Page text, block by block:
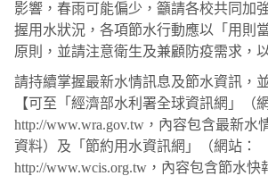
影響，春雨可能偏少，籲請各校共同加
握用水狀況，各項節水行動應以「用則
原則，並請注意衛生及兼顧防疫需求，
請持續掌握最新水情訊息及節水資訊，
【可至「經濟部水利署全球資訊網」（
http://www.wra.gov.tw ，內容包含最新水
資料）及「節約用水資訊網」（網站：
http://www.wcis.org.tw ，內容包含節水快